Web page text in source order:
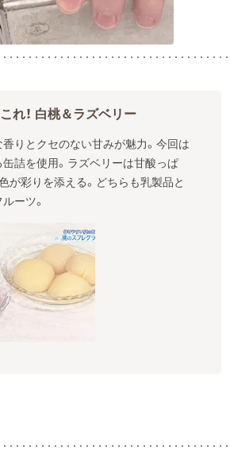
れ！ 白桃＆ラズベリー
りとクセのない甘みが魅力。今回は
詰を使用。ラズベリーは甘酸っぱ
が彩りを添える。どちらも乳製品と
ーツ。